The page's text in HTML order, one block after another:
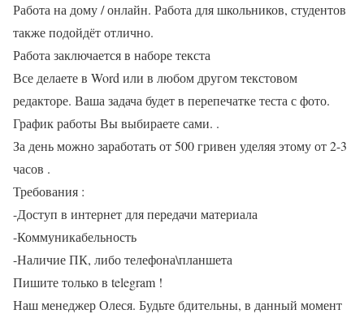
Работа на дому / онлайн. Работа для школьников, студентов
также подойдёт отлично.
Работа заключается в наборе текста
Все делаете в Word или в любом другом текстовом
редакторе. Ваша задача будет в перепечатке теста с фото.
График работы Вы выбираете сами. .
За день можно заработать от 500 гривен уделяя этому от 2-3
часов .
Требования :
-Доступ в интернет для передачи материала
-Коммуникабельность
-Наличие ПК, либо телефона\планшета
Пишите только в telegram !
Наш менеджер Олеся. Будьте бдительны, в данный момент